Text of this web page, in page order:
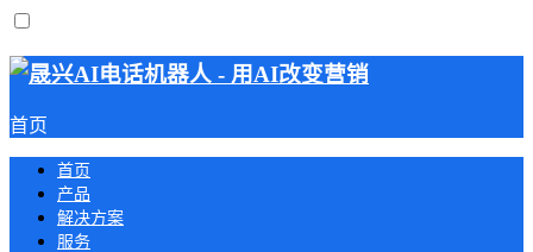
首页
首页
产品
解决方案
服务